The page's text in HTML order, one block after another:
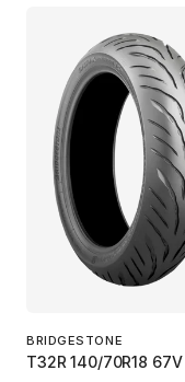
emailMejladress
Ja, ni får
BRIDGESTONE
T32R 140/70R18 67V